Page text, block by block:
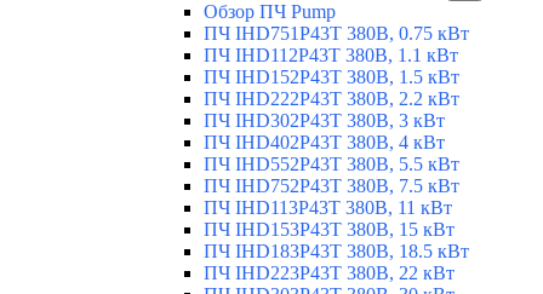
Обзор ПЧ Pump
ПЧ IHD751P43T 380В, 0.75 кВт
ПЧ IHD112P43T 380В, 1.1 кВт
ПЧ IHD152P43T 380В, 1.5 кВт
ПЧ IHD222P43T 380В, 2.2 кВт
ПЧ IHD302P43T 380В, 3 кВт
ПЧ IHD402P43T 380В, 4 кВт
ПЧ IHD552P43T 380В, 5.5 кВт
ПЧ IHD752P43T 380В, 7.5 кВт
ПЧ IHD113P43T 380В, 11 кВт
ПЧ IHD153P43T 380В, 15 кВт
ПЧ IHD183P43T 380В, 18.5 кВт
ПЧ IHD223P43T 380В, 22 кВт